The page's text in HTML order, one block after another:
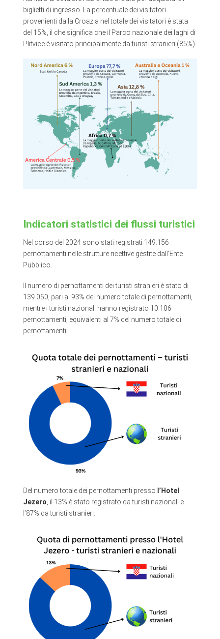
biglietti di ingresso. La percentuale dei visitatori
provenienti dalla Croazia nel totale dei visitatori è stata
del 15%, il che significa che il Parco nazionale dei laghi di
Plitvice è visitato principalmente da turisti stranieri (85%).
Indicatori statistici dei flussi turistici
Nel corso del 2024 sono stati registrati 149.156
pernottamenti nelle strutture ricettive gestite dall’Ente
Pubblico.
Il numero di pernottamenti dei turisti stranieri è stato di
139.050, pari al 93% del numero totale di pernottamenti,
mentre i turisti nazionali hanno registrato 10.106
pernottamenti, equivalenti al 7% del numero totale di
pernottamenti.
Del numero totale dei pernottamenti presso l’Hotel
Jezero, il 13% è stato registrato da turisti nazionali e
l’87% da turisti stranieri.